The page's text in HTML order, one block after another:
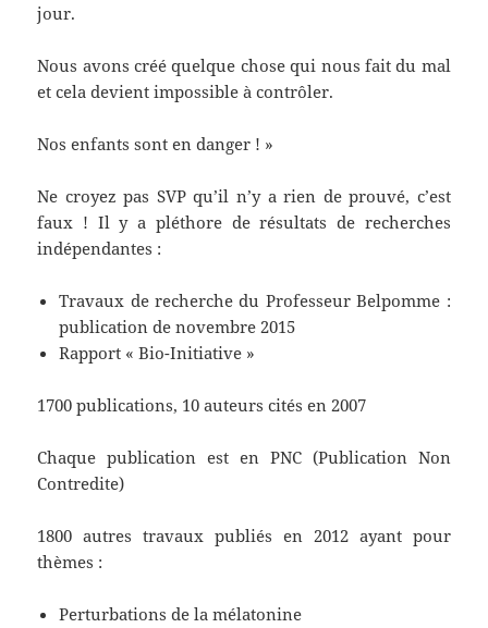
jour.
Nous avons créé quelque chose qui nous fait du mal
et cela devient impossible à contrôler.
Nos enfants sont en danger ! »
Ne croyez pas SVP qu’il n’y a rien de prouvé, c’est
faux ! Il y a pléthore de résultats de recherches
indépendantes :
Travaux de recherche du Professeur Belpomme :
publication de novembre 2015
Rapport « Bio-Initiative »
1700 publications, 10 auteurs cités en 2007
Chaque publication est en PNC (Publication Non
Contredite)
1800 autres travaux publiés en 2012 ayant pour
thèmes :
Perturbations de la mélatonine